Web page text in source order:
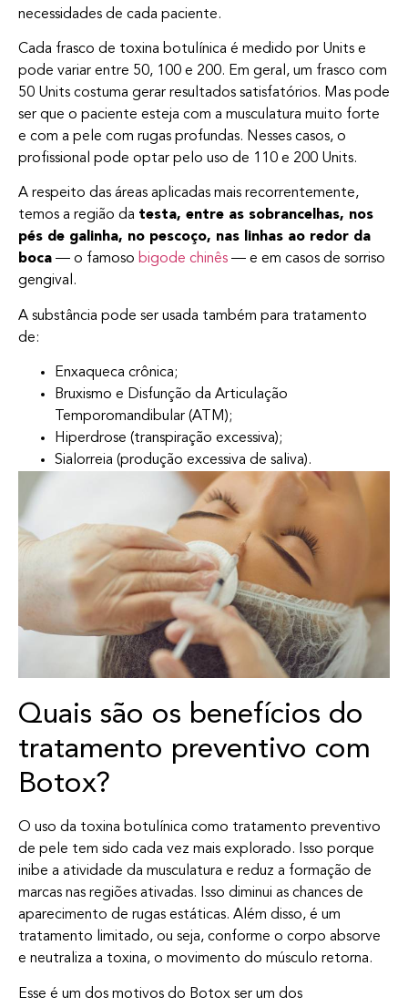
necessidades de cada paciente.
Cada frasco de toxina botulínica é medido por Units e
pode variar entre 50, 100 e 200. Em geral, um frasco com
50 Units costuma gerar resultados satisfatórios. Mas pode
ser que o paciente esteja com a musculatura muito forte
e com a pele com rugas profundas. Nesses casos, o
profissional pode optar pelo uso de 110 e 200 Units.
A respeito das áreas aplicadas mais recorrentemente,
temos a região da testa, entre as sobrancelhas, nos
pés de galinha, no pescoço, nas linhas ao redor da
boca — o famoso bigode chinês — e em casos de sorriso
gengival.
A substância pode ser usada também para tratamento
de:
Enxaqueca crônica;
Bruxismo e Disfunção da Articulação
Temporomandibular (ATM);
Hiperdrose (transpiração excessiva);
Sialorreia (produção excessiva de saliva).
Quais são os benefícios do
tratamento preventivo com
Botox?
O uso da toxina botulínica como tratamento preventivo
de pele tem sido cada vez mais explorado. Isso porque
inibe a atividade da musculatura e reduz a formação de
marcas nas regiões ativadas. Isso diminui as chances de
aparecimento de rugas estáticas. Além disso, é um
tratamento limitado, ou seja, conforme o corpo absorve
e neutraliza a toxina, o movimento do músculo retorna.
Esse é um dos motivos do Botox ser um dos